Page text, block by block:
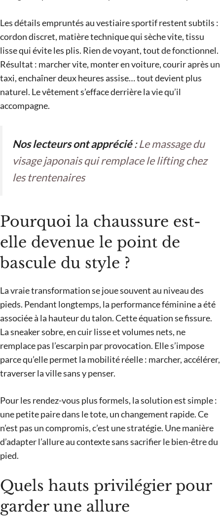
Les détails empruntés au vestiaire sportif restent subtils :
cordon discret, matière technique qui sèche vite, tissu
lisse qui évite les plis. Rien de voyant, tout de fonctionnel.
Résultat : marcher vite, monter en voiture, courir après un
taxi, enchaîner deux heures assise… tout devient plus
naturel. Le vêtement s’efface derrière la vie qu’il
accompagne.
Nos lecteurs ont apprécié:Le massage du
visage japonais qui remplace le lifting chez
les trentenaires
Pourquoi la chaussure est-
elle devenue le point de
bascule du style ?
La vraie transformation se joue souvent au niveau des
pieds. Pendant longtemps, la performance féminine a été
associée à la hauteur du talon. Cette équation se fissure.
La sneaker sobre, en cuir lisse et volumes nets, ne
remplace pas l’escarpin par provocation. Elle s’impose
parce qu’elle permet la mobilité réelle : marcher, accélérer,
traverser la ville sans y penser.
Pour les rendez-vous plus formels, la solution est simple :
une petite paire dans le tote, un changement rapide. Ce
n’est pas un compromis, c’est une stratégie. Une manière
d’adapter l’allure au contexte sans sacrifier le bien-être du
pied.
Quels hauts privilégier pour
garder une allure